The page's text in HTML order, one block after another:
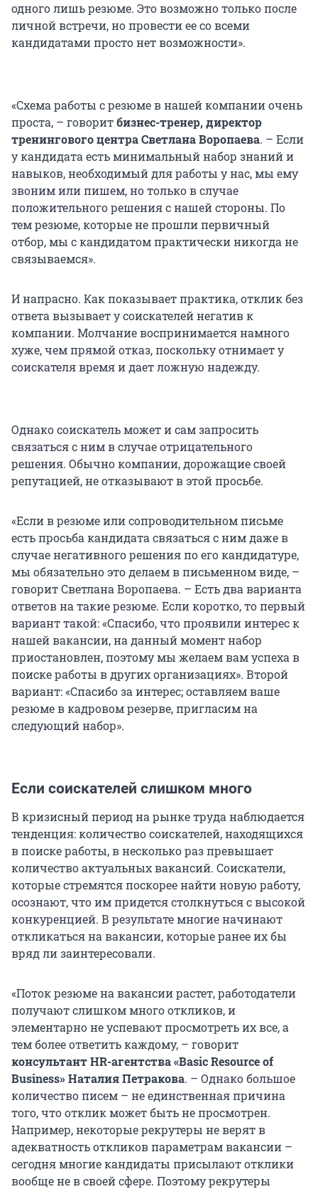
одного лишь резюме. Это возможно только после
личной встречи, но провести ее со всеми
кандидатами просто нет возможности».
«Схема работы с резюме в нашей компании очень
проста, – говоритбизнес-тренер, директор
тренингового центра Светлана Воропаева. – Если
у кандидата есть минимальный набор знаний и
навыков, необходимый для работы у нас, мы ему
звоним или пишем, но только в случае
положительного решения с нашей стороны. По
тем резюме, которые не прошли первичный
отбор, мы с кандидатом практически никогда не
связываемся».
И напрасно. Как показывает практика, отклик без
ответа вызывает у соискателей негатив к
компании. Молчание воспринимается намного
хуже, чем прямой отказ, поскольку отнимает у
соискателя время и дает ложную надежду.
Однако соискатель может и сам запросить
связаться с ним в случае отрицательного
решения. Обычно компании, дорожащие своей
репутацией, не отказывают в этой просьбе.
«Если в резюме или сопроводительном письме
есть просьба кандидата связаться с ним даже в
случае негативного решения по его кандидатуре,
мы обязательно это делаем в письменном виде, –
говорит Светлана Воропаева. – Есть два варианта
ответов на такие резюме. Если коротко, то первый
вариант такой: «Спасибо, что проявили интерес к
нашей вакансии, на данный момент набор
приостановлен, поэтому мы желаем вам успеха в
поиске работы в других организациях». Второй
вариант: «Спасибо за интерес; оставляем ваше
резюме в кадровом резерве, пригласим на
следующий набор».
Если соискателей слишком много
В кризисный период на рынке труда наблюдается
тенденция: количество соискателей, находящихся
в поиске работы, в несколько раз превышает
количество актуальных вакансий. Соискатели,
которые стремятся поскорее найти новую работу,
осознают, что им придется столкнуться с высокой
конкуренцией. В результате многие начинают
откликаться на вакансии, которые ранее их бы
вряд ли заинтересовали.
«Поток резюме на вакансии растет, работодатели
получают слишком много откликов, и
элементарно не успевают просмотреть их все, а
тем более ответить каждому, – говорит
консультант HR-агентства «Basic Resource of
Business» Наталия Петракова. – Однако большое
количество писем – не единственная причина
того, что отклик может быть не просмотрен.
Например, некоторые рекрутеры не верят в
адекватность откликов параметрам вакансии –
сегодня многие кандидаты присылают отклики
вообще не в своей сфере. Поэтому рекрутеры